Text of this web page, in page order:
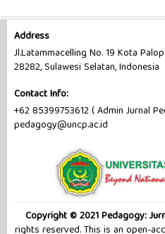
Address
Jl.Latammacelling No. 19 Kota
28282, Sulawesi Selatan, Indonesia
Contact Info:
+62 85399753612 ( Admin Jurnal
pedagogy@uncp.ac.id
Copyright © 2021 Pedagogy:
rights reserved. This is an open-